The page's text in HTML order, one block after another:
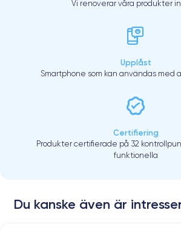
Vi renoverar våra produkter
Upplåst
Smartphone som kan användas med
Certifiering
Produkter certifierade på 32
funktionella
Du kanske även är